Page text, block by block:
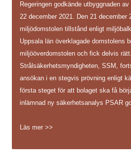
Regeringen godkände utbyggnaden
22 december 2021. Den 21 december
miljödomstolen tillstånd enligt
Uppsala län överklagade domstolens
miljööverdomstolen och fick delvis rätt.
Strålsäkerhetsmyndigheten, SSM,
ansökan i en stegvis prövning enligt
första steget för att bolaget ska få
inlämnad ny säkerhetsanalys PSAR
Läs mer >>